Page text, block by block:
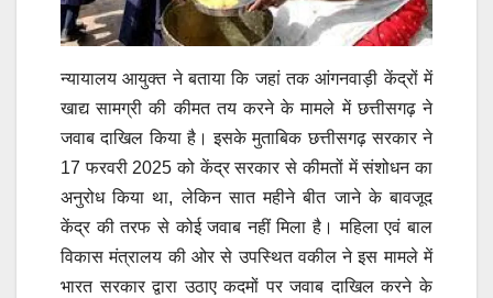
न्यायालय आयुक्त ने बताया कि जहां तक आंगनवाड़ी केंद्रों में
खाद्य सामग्री की कीमत तय करने के मामले में छत्तीसगढ़ ने
जवाब दाखिल किया है। इसके मुताबिक छत्तीसगढ़ सरकार ने
17 फरवरी 2025 को केंद्र सरकार से कीमतों में संशोधन का
अनुरोध किया था, लेकिन सात महीने बीत जाने के बावजूद
केंद्र की तरफ से कोई जवाब नहीं मिला है। महिला एवं बाल
विकास मंत्रालय की ओर से उपस्थित वकील ने इस मामले में
भारत सरकार द्वारा उठाए कदमों पर जवाब दाखिल करने के